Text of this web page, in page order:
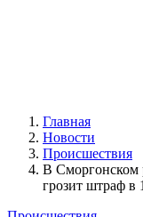
Главная
Новости
Происшествия
В Сморгонском
грозит штраф в